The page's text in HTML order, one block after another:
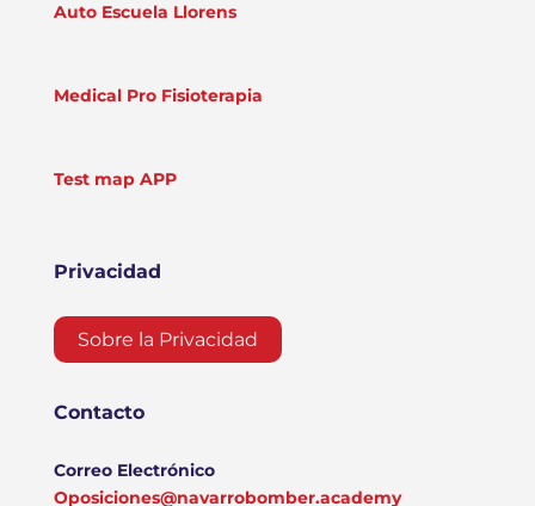
Auto Escuela Llorens
Medical Pro Fisioterapia
Test map APP
Privacidad
Sobre la Privacidad
Contacto
Correo Electrónico
Oposiciones@navarrobomber.academy